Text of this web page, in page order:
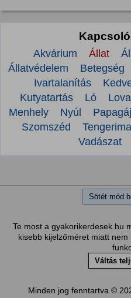
Akvárium Állat
Állatvédelem
Betegség
Ivartalanítás
Kutyatartás
Ló
Menhely
Nyúl Papagáj
Szomszéd
Vadászat
Sötét mód
Te most a gyakorikerdesek.hu
kisebb kijelzőméret miatt
Váltás
Minden jog fenntartva ©